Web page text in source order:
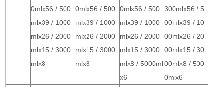
0mlx56 / 500
mlx39 / 1000
mlx26 / 2000
mlx15 / 3000
mlx8
0mlx56 / 500
mlx39 / 1000
mlx26 / 2000
mlx15 / 3000
mlx8
0mlx56 / 500
mlx39 / 1000
mlx26 / 2000
mlx15 / 3000
mlx8 / 5000ml
x6
300mlx56 / 5
00mlx39 / 10
00mlx26 / 20
00mlx15 / 30
00mlx8 / 500
0mlx6